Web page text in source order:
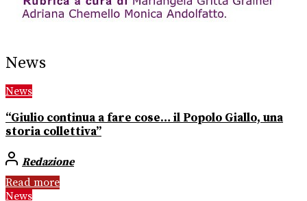
News
News
“Giulio continua a fare cose… il Popolo Giallo, una
storia collettiva”
Redazione
Read more
News